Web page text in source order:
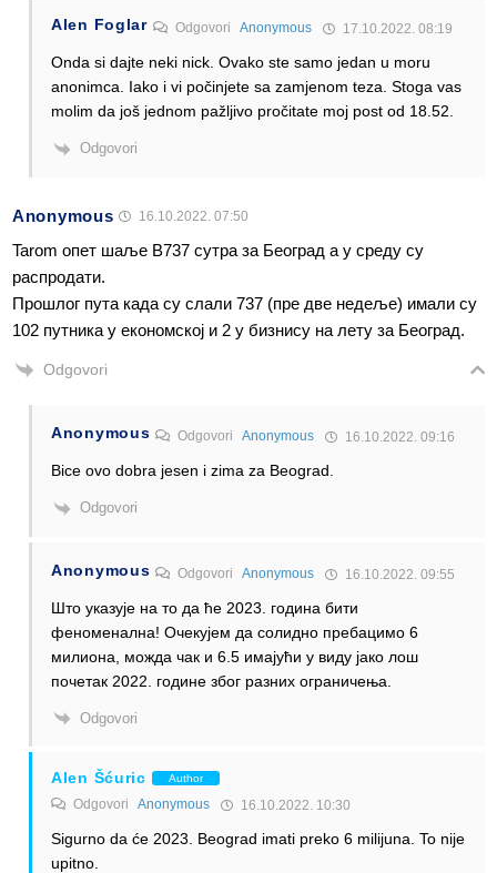
Alen Foglar Odgovori Anonymous 17.10.2022. 08:19
Onda si dajte neki nick. Ovako ste samo jedan u moru
anonimca. Iako i vi počinjete sa zamjenom teza. Stoga vas
molim da još jednom pažljivo pročitate moj post od 18.52.
Odgovori
Anonymous 16.10.2022. 07:50
Tarom опет шаље В737 сутра за Београд а у среду су
распродати.
Прошлог пута када су слали 737 (пре две недеље) имали су
102 путника у економској и 2 у бизнису на лету за Београд.
Odgovori
Anonymous OdgovoriAnonymous 16.10.2022. 09:16
Bice ovo dobra jesen i zima za Beograd.
Odgovori
Anonymous OdgovoriAnonymous 16.10.2022. 09:55
Што указује на то да ће 2023. година бити
феноменална! Очекујем да солидно пребацимо 6
милиона, можда чак и 6.5 имајући у виду јако лош
почетак 2022. године због разних ограничења.
Odgovori
Alen Šćuric Author
Odgovori Anonymous 16.10.2022. 10:30
Sigurno da će 2023. Beograd imati preko 6 milijuna. To nije
upitno.